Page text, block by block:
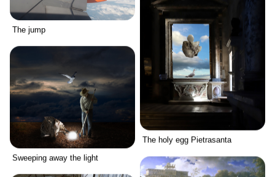
The jump
The holy egg Pietrasanta
Sweeping away the light